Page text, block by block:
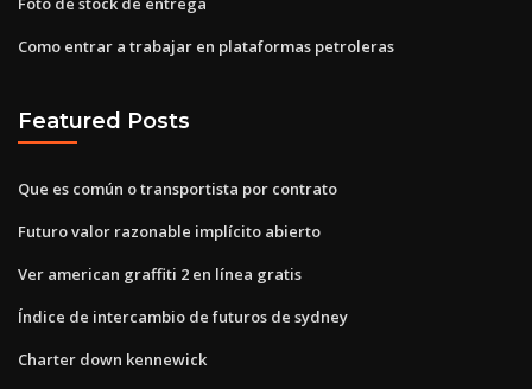
Como entrar a trabajar en plataformas petroleras
Featured Posts
Que es común o transportista por contrato
Futuro valor razonable implícito abierto
Ver american graffiti 2 en línea gratis
Índice de intercambio de futuros de sydney
Charter down kennewick